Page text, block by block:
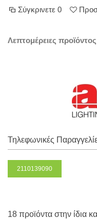
Σύγκρινετε 0
Λεπτομέρειες προϊόντος
Τηλεφωνικές
2110139090
18 προϊόντα στην ίδια